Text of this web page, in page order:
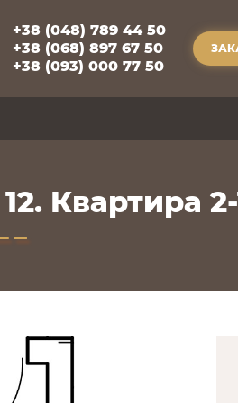
+38 (048) 789 44 50
+38 (068) 897 67 50
+38 (093) 000 77 50
Квартира 2-